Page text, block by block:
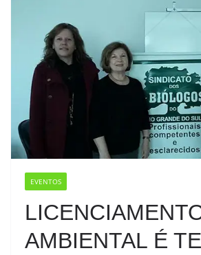
EVENTOS
AMBIENTAL É